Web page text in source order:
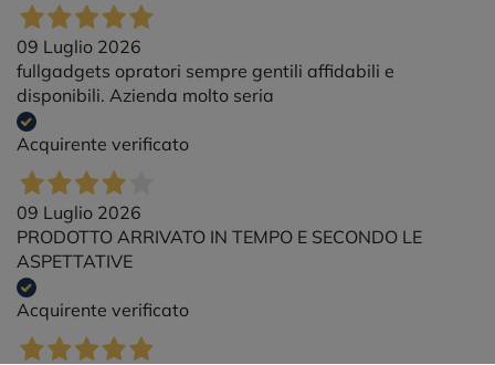
09 Luglio 2026
fullgadgets opratori sempre gentili affidabili e
disponibili. Azienda molto seria
Acquirente verificato
09 Luglio 2026
PRODOTTO ARRIVATO IN TEMPO E SECONDO LE
ASPETTATIVE
Acquirente verificato